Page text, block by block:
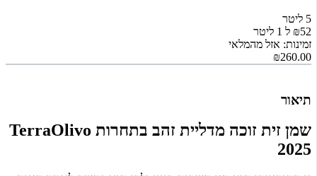
5 ליטר
₪52 ל 1 ליטר
זמינות: אזל מהמלאי
₪260.00
תיאור
שמן זית זוכה מדליית זהב בתחרות TerraOlivo
2025